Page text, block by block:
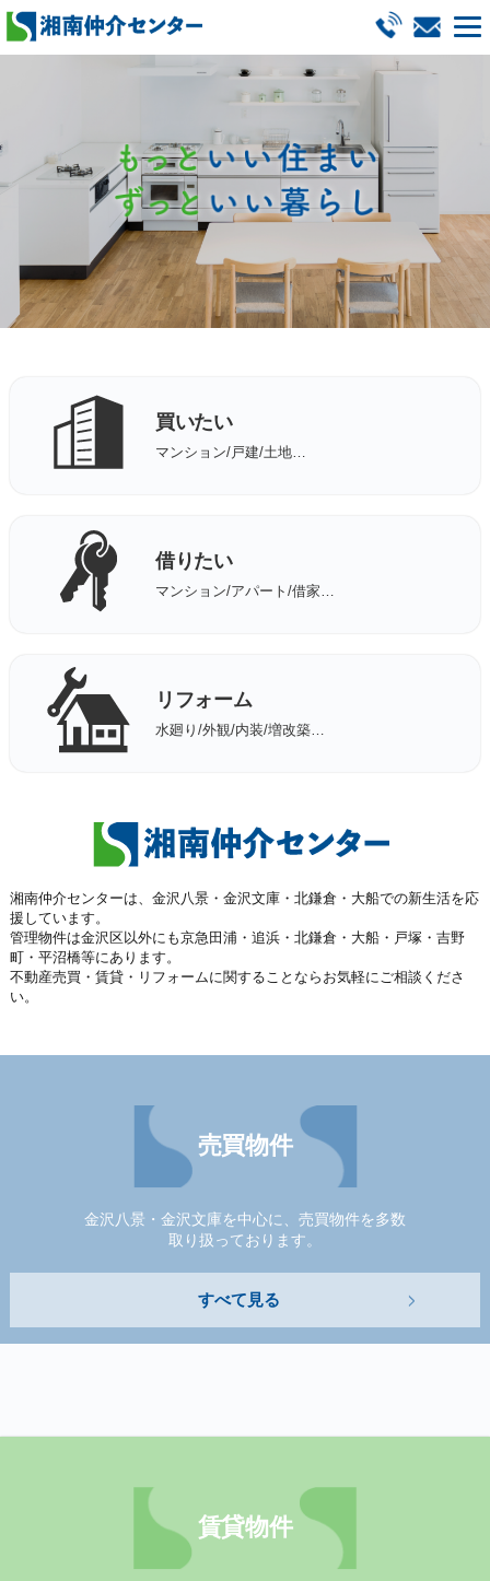
買いたい
マンション/戸建/土地…
借りたい
マンション/アパート/借家…
リフォーム
水廻り/外観/内装/増改築…
湘南仲介センターは、金沢八景・金沢文庫・北鎌倉・大船での新生活を応
援しています。
管理物件は金沢区以外にも京急田浦・追浜・北鎌倉・大船・戸塚・吉野
町・平沼橋等にあります。
不動産売買・賃貸・リフォームに関することならお気軽にご相談くださ
い。
売買物件
金沢八景・金沢文庫を中心に、売買物件を多数
取り扱っております。
すべて見る
賃貸物件